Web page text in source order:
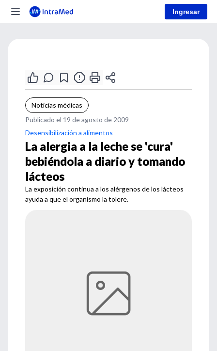
Ingresar
Noticias médicas
Publicado el 19 de agosto de 2009
Desensibilización a alimentos
La alergia a la leche se 'cura'
bebiéndola a diario y tomando
lácteos
La exposición continua a los alérgenos de los lácteos
ayuda a que el organismo la tolere.